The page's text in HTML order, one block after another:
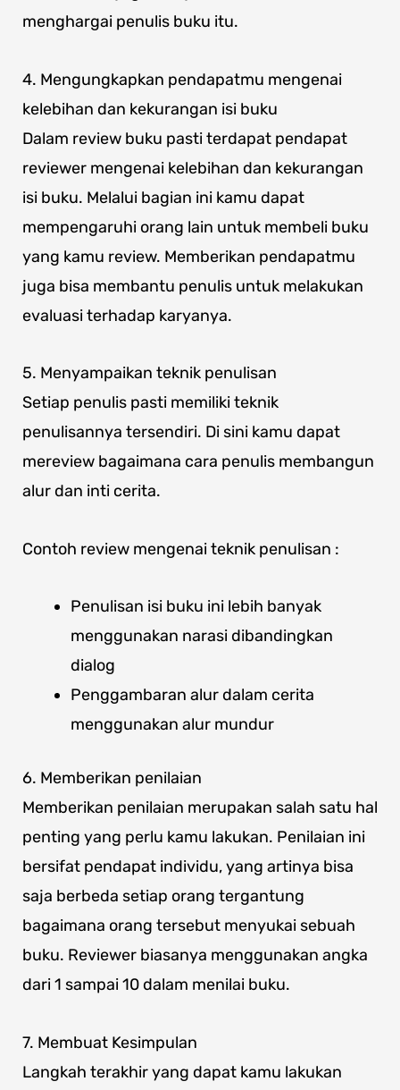
menghargai penulis buku itu.
4. Mengungkapkan pendapatmu mengenai
kelebihan dan kekurangan isi buku
Dalam review buku pasti terdapat pendapat
reviewer mengenai kelebihan dan kekurangan
isi buku. Melalui bagian ini kamu dapat
mempengaruhi orang lain untuk membeli buku
yang kamu review. Memberikan pendapatmu
juga bisa membantu penulis untuk melakukan
evaluasi terhadap karyanya.
5. Menyampaikan teknik penulisan
Setiap penulis pasti memiliki teknik
penulisannya tersendiri. Di sini kamu dapat
mereview bagaimana cara penulis membangun
alur dan inti cerita.
Contoh review mengenai teknik penulisan :
Penulisan isi buku ini lebih banyak
menggunakan narasi dibandingkan
dialog
Penggambaran alur dalam cerita
menggunakan alur mundur
6. Memberikan penilaian
Memberikan penilaian merupakan salah satu hal
penting yang perlu kamu lakukan. Penilaian ini
bersifat pendapat individu, yang artinya bisa
saja berbeda setiap orang tergantung
bagaimana orang tersebut menyukai sebuah
buku. Reviewer biasanya menggunakan angka
dari 1 sampai 10 dalam menilai buku.
7. Membuat Kesimpulan
Langkah terakhir yang dapat kamu lakukan